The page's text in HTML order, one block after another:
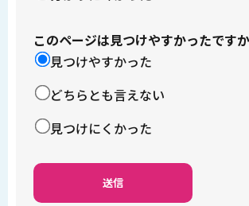
このページは見つけやすかったです
見つけやすかった
どちらとも言えない
見つけにくかった